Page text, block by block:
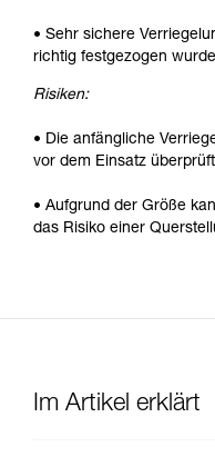
• Sehr sichere
richtig festgezogen
Risiken:
• Die anfängliche
vor dem Einsatz
• Aufgrund der Größe
das Risiko einer
Im Artikel erklärt